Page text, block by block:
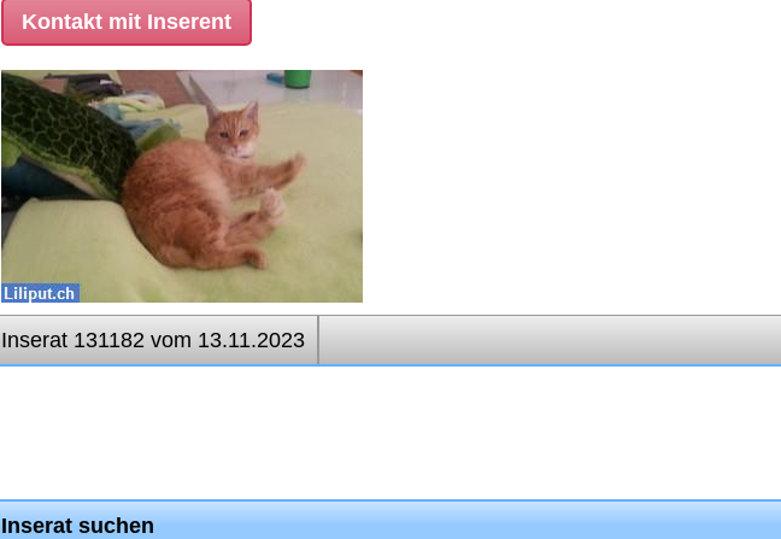
Kontakt mit Inserent
Inserat 131182 vom 13.11.2023
Inserat suchen